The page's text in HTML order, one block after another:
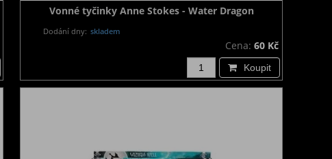
Vonné tyčinky Anne Stokes - Water Dragon
Dodání dny: skladem
Cena: 60 Kč
Koupit